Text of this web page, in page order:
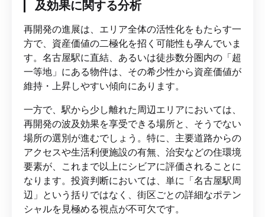
及効果に関する分析
再開発の進展は、エリア全体の活性化をもたらす一
方で、資産価値の二極化を招く可能性も孕んでいま
す。名古屋駅に直結、あるいは徒歩数分圏内の「超
一等地」にある物件は、その希少性から資産価値が
維持・上昇しやすい傾向にあります。
一方で、駅から少し離れた周辺エリアにおいては、
再開発の波及効果を享受できる場所と、そうでない
場所の選別が進むでしょう。特に、主要道路からの
アクセスや生活利便施設の有無、治安などの住環境
要素が、これまで以上にシビアに評価されることに
なります。投資判断においては、単に「名古屋駅周
辺」という括りではなく、街区ごとの詳細なポテン
シャルを見極める視点が不可欠です。